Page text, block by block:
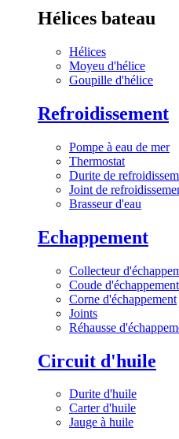
Hélices bateau
Hélices
Moyeu d'hélice
Goupille d'hélice
Refroidissement
Pompe à eau de mer
Thermostat
Durite de
Joint de
Brasseur d'eau
Echappement
Collecteur
Coude d'échappement
Corne d'échappement
Joints
Réhausse
Circuit d'huile
Durite d'huile
Carter d'huile
Jauge à huile